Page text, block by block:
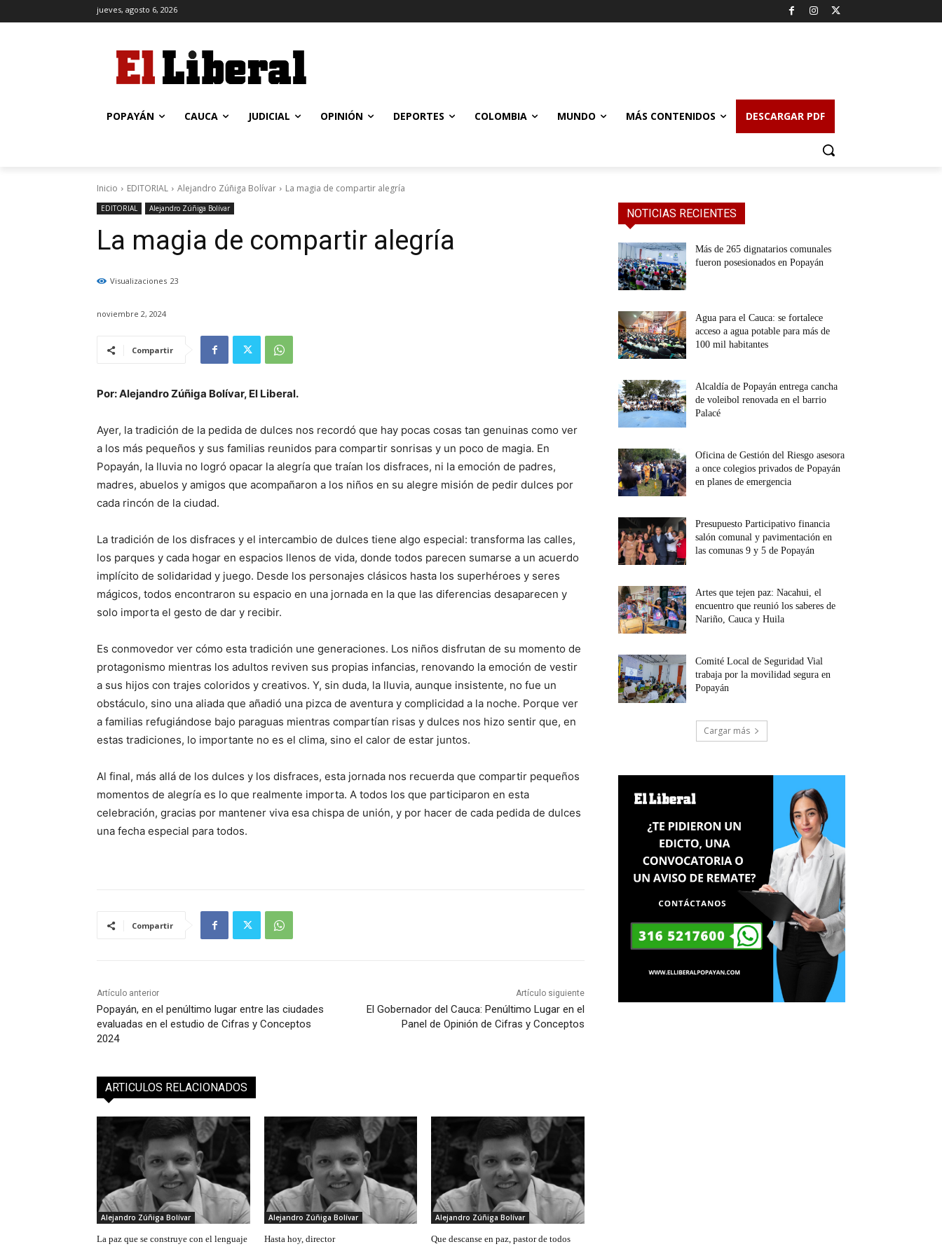
jueves, agosto 6, 2026
POPAYÁN CAUCA JUDICIAL OPINIÓN DEPORTES COLOMBIA MUNDO MÁS CONTENIDOS DESCARGAR PDF
Inicio EDITORIAL Alejandro Zúñiga Bolívar La magia de compartir alegría
EDITORIAL Alejandro Zúñiga Bolívar
La magia de compartir alegría
Visualizaciones 23
noviembre 2, 2024
Compartir
Por: Alejandro Zúñiga Bolívar, El Liberal.
Ayer, la tradición de la pedida de dulces nos recordó que hay pocas cosas tan genuinas como ver
a los más pequeños y sus familias reunidos para compartir sonrisas y un poco de magia. En
Popayán, la lluvia no logró opacar la alegría que traían los disfraces, ni la emoción de padres,
madres, abuelos y amigos que acompañaron a los niños en su alegre misión de pedir dulces por
cada rincón de la ciudad.
La tradición de los disfraces y el intercambio de dulces tiene algo especial: transforma las calles,
los parques y cada hogar en espacios llenos de vida, donde todos parecen sumarse a un acuerdo
implícito de solidaridad y juego. Desde los personajes clásicos hasta los superhéroes y seres
mágicos, todos encontraron su espacio en una jornada en la que las diferencias desaparecen y
solo importa el gesto de dar y recibir.
Es conmovedor ver cómo esta tradición une generaciones. Los niños disfrutan de su momento de
protagonismo mientras los adultos reviven sus propias infancias, renovando la emoción de vestir
a sus hijos con trajes coloridos y creativos. Y, sin duda, la lluvia, aunque insistente, no fue un
obstáculo, sino una aliada que añadió una pizca de aventura y complicidad a la noche. Porque ver
a familias refugiándose bajo paraguas mientras compartían risas y dulces nos hizo sentir que, en
estas tradiciones, lo importante no es el clima, sino el calor de estar juntos.
Al final, más allá de los dulces y los disfraces, esta jornada nos recuerda que compartir pequeños
momentos de alegría es lo que realmente importa. A todos los que participaron en esta
celebración, gracias por mantener viva esa chispa de unión, y por hacer de cada pedida de dulces
una fecha especial para todos.
Compartir
Artículo anterior
Popayán, en el penúltimo lugar entre las ciudades
evaluadas en el estudio de Cifras y Conceptos
2024
Artículo siguiente
El Gobernador del Cauca: Penúltimo Lugar en el
Panel de Opinión de Cifras y Conceptos
ARTICULOS RELACIONADOS
Alejandro Zúñiga Bolívar
La paz que se construye con el lenguaje
Alejandro Zúñiga Bolívar
Hasta hoy, director
Alejandro Zúñiga Bolívar
Que descanse en paz, pastor de todos
NOTICIAS RECIENTES
Más de 265 dignatarios comunales
fueron posesionados en Popayán
Agua para el Cauca: se fortalece
acceso a agua potable para más de
100 mil habitantes
Alcaldía de Popayán entrega cancha
de voleibol renovada en el barrio
Palacé
Oficina de Gestión del Riesgo asesora
a once colegios privados de Popayán
en planes de emergencia
Presupuesto Participativo financia
salón comunal y pavimentación en
las comunas 9 y 5 de Popayán
Artes que tejen paz: Nacahui, el
encuentro que reunió los saberes de
Nariño, Cauca y Huila
Comité Local de Seguridad Vial
trabaja por la movilidad segura en
Popayán
Cargar más